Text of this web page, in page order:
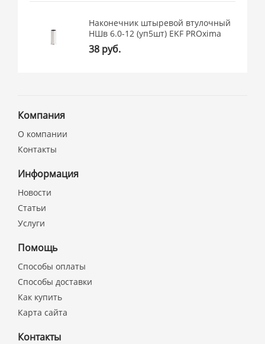
Наконечник штыревой втулочный
НШв 6.0-12 (уп5шт) EKF PROxima
38 руб.
Компания
О компании
Контакты
Информация
Новости
Статьи
Услуги
Помощь
Способы оплаты
Способы доставки
Как купить
Карта сайта
Контакты